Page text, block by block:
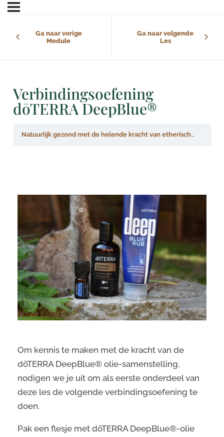
Ga naar vorige
Module
Ga naar volgende
Les
Verbindingsoefening
dōTERRA DeepBlue®
Natuurlijk gezond met de helende kracht van etherische oliën
Om kennis te maken met de kracht van de
dōTERRA DeepBlue® olie-samenstelling,
nodigen we je uit om als eerste onderdeel van
deze les de volgende verbindingsoefening te
doen.
Pak een flesje met dōTERRA DeepBlue®-olie